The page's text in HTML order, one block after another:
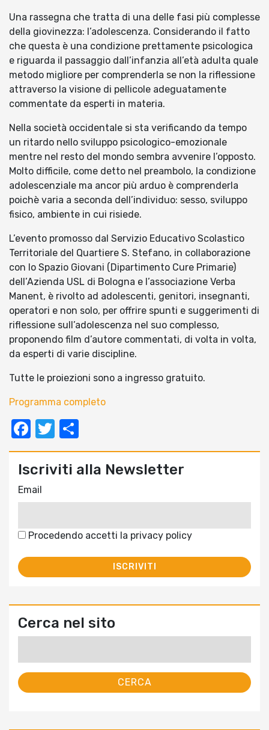
Una rassegna che tratta di una delle fasi più complesse
della giovinezza: l’adolescenza. Considerando il fatto
che questa è una condizione prettamente psicologica
e riguarda il passaggio dall’infanzia all’età adulta quale
metodo migliore per comprenderla se non la riflessione
attraverso la visione di pellicole adeguatamente
commentate da esperti in materia.
Nella società occidentale si sta verificando da tempo
un ritardo nello sviluppo psicologico-emozionale
mentre nel resto del mondo sembra avvenire l’opposto.
Molto difficile, come detto nel preambolo, la condizione
adolescenziale ma ancor più arduo è comprenderla
poichè varia a seconda dell’individuo: sesso, sviluppo
fisico, ambiente in cui risiede.
L’evento promosso dal Servizio Educativo Scolastico
Territoriale del Quartiere S. Stefano, in collaborazione
con lo Spazio Giovani (Dipartimento Cure Primarie)
dell’Azienda USL di Bologna e l’associazione Verba
Manent, è rivolto ad adolescenti, genitori, insegnanti,
operatori e non solo, per offrire spunti e suggerimenti di
riflessione sull’adolescenza nel suo complesso,
proponendo film d’autore commentati, di volta in volta,
da esperti di varie discipline.
Tutte le proiezioni sono a ingresso gratuito.
Programma completo
Facebook
Twitter
Iscriviti alla Newsletter
Email
Procedendo accetti la privacy policy
Cerca nel sito